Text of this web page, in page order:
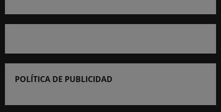
POLÍTICA DE PUBLICIDAD